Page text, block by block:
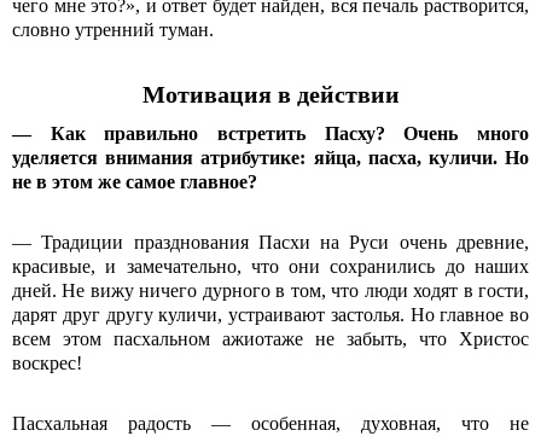
чего мне это?», и ответ будет найден, вся печаль растворится,
словно утренний туман.
Мотивация в действии
— Как правильно встретить Пасху? Очень много
уделяется внимания атрибутике: яйца, пасха, куличи. Но
не в этом же самое главное?
— Традиции празднования Пасхи на Руси очень древние,
красивые, и замечательно, что они сохранились до наших
дней. Не вижу ничего дурного в том, что люди ходят в гости,
дарят друг другу куличи, устраивают застолья. Но главное во
всем этом пасхальном ажиотаже не забыть, что Христос
воскрес!
Пасхальная радость — особенная, духовная, что не